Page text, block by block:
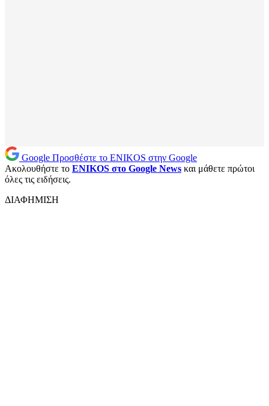
Google Προσθέστε το ENIKOS στην Google
Ακολουθήστε το ENIKOS στο Google News και μάθετε πρώτοι
όλες τις ειδήσεις.
ΔΙΑΦΗΜΙΣΗ